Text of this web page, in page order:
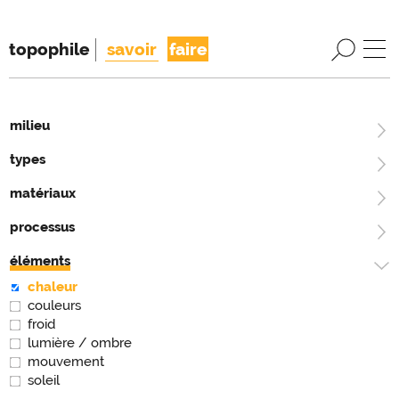
topophile savoir faire
milieu
types
matériaux
processus
éléments
chaleur
couleurs
froid
lumière / ombre
mouvement
soleil